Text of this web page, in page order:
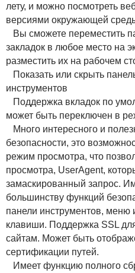
лету, и можно посмотреть
версиями окружающей
Вы сможете переместить
закладок в любое место на
разместить их на рабочем
Показать или скрыть
инструментов
Поддержка вкладок по
может быть переключен в
Много интересного и
безопасности, это
режим просмотра, что
просмотра, UserAgent,
замаскированный запрос.
большинству функций
панели инструментов, меню
клавиши. Поддержка SSL
сайтам. Может быть
сертификации путей.
Имеет функцию полного